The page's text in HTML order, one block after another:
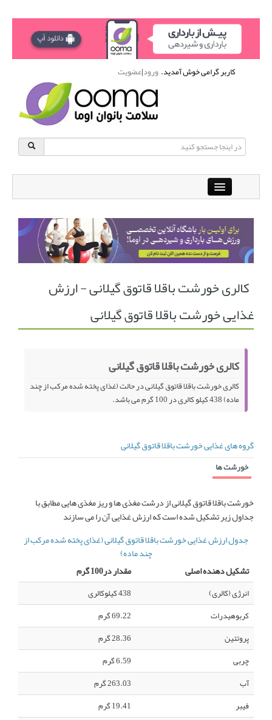
کاربر گرامی خوش آمدید.ورود|عضویت
باشگاه آنلاین ورزشی اوما
دانشنامه سلامت بانوان پرسش و پاسخ
انجمن متخصصین زنان و اوما انتخاب نام کودک
فهرست مواد غذایی اپلیکیشن بارداری و کودک اوما
کالری خورشت باقلا قاتوق گیلانی - ارزش
غذایی خورشت باقلا قاتوق گیلانی
کالری خورشت باقلا قاتوق گیلانی
کالری خورشت باقلا قاتوق گیلانی در حالت (غذای پخته شده مرکب از چند
ماده) 438 کیلو کالری در 100 گرم می باشد.
گروه های غذایی خورشت باقلا قاتوق گیلانی
خورشت ها
خورشت باقلا قاتوق گیلانی از درشت مغذی ها و ریز مغذی هایی مطابق با
جداول زیر تشکیل شده است که ارزش غذایی آن را می سازند
جدول ارزش غذایی خورشت باقلا قاتوق گیلانی (غذای پخته شده مرکب از
چند ماده)
تشکیل دهنده اصلی
مقدار در100 گرم
انرژی (کالری)
438 کیلوکالری
کربوهیدرات
69.22 گرم
پروتئین
28.36 گرم
چربی
6.59 گرم
آب
263.03 گرم
فیبر
19.41 گرم